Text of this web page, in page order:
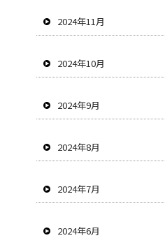
2024年11月
2024年10月
2024年9月
2024年8月
2024年7月
2024年6月